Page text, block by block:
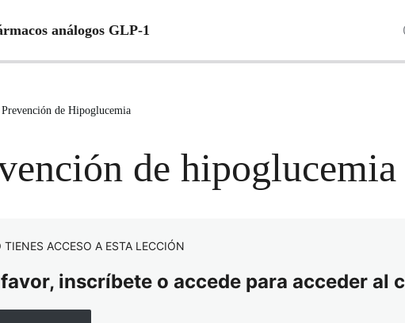
análogos GLP-1
de Hipoglucemia
de hipoglucemia
TIENES ACCESO A ESTA LECCIÓN
inscríbete o accede para acceder al